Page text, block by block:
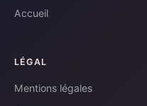
Accueil
LÉGAL
Mentions légales